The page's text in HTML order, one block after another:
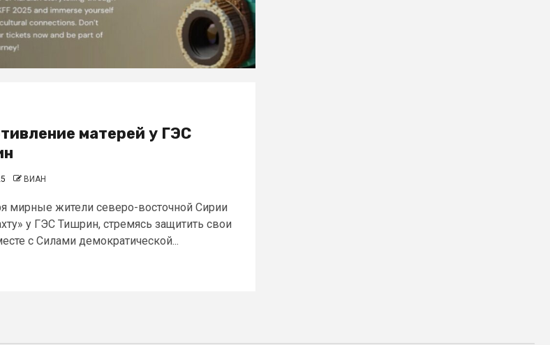
матерей у ГЭС
ВИАН
мирные жители северо-восточной Сирии
у ГЭС Тишрин, стремясь защитить свои
с Силами демократической...